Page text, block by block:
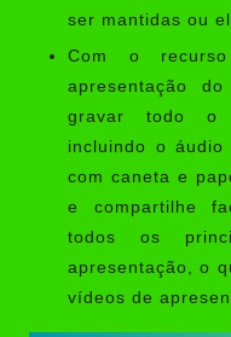
ser mantidas ou
Com o
apresentação
gravar todo o
incluindo o áudio
com caneta e
e compartilhe
todos os
apresentação, o
vídeos de